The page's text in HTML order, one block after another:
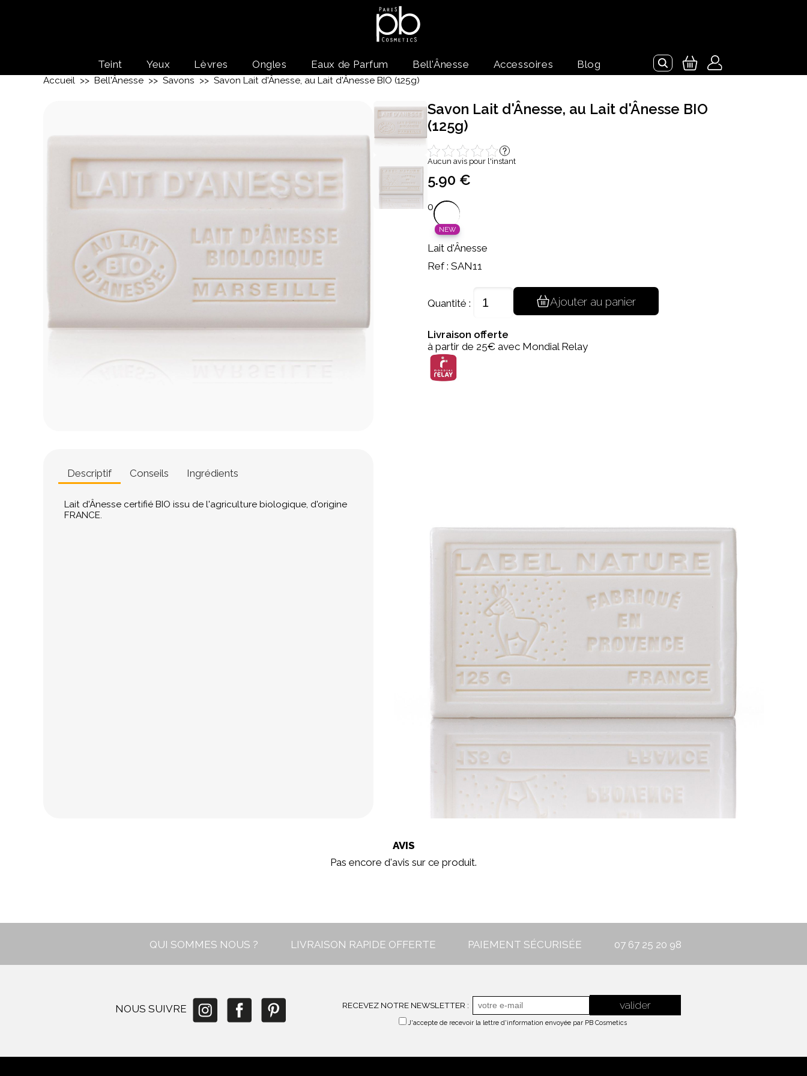
Teint Yeux Lèvres Ongles Eaux de Parfum Bell'Ânesse Accessoires Blog
Accueil >> Bell'Ânesse >> Savons >> Savon Lait d'Ânesse, au Lait d'Ânesse BIO (125g)
Savon Lait d'Ânesse, au Lait d'Ânesse BIO
(125g)
Aucun avis pour l'instant
5.90 €
0
NEW
Lait d'Ânesse
Ref : SAN11
Quantité : Ajouter au panier
Livraison offerte
à partir de 25€ avec Mondial Relay
Descriptif Conseils Ingrédients
Lait d'Ânesse certifié BIO issu de l'agriculture biologique, d'origine
FRANCE.
AVIS
Pas encore d'avis sur ce produit.
QUI SOMMES NOUS ? LIVRAISON RAPIDE OFFERTE PAIEMENT SÉCURISÉE 07 67 25 20 98
NOUS SUIVRE RECEVEZ NOTRE NEWSLETTER :
J'accepte de recevoir la lettre d'information envoyée par PB Cosmetics